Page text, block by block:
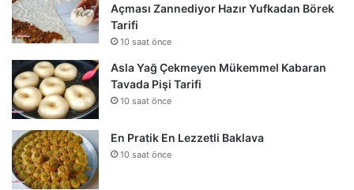
Açması Zannediyor Hazır Yufkadan Börek
Tarifi
10 saat önce
Asla Yağ Çekmeyen Mükemmel Kabaran
Tavada Pişi Tarifi
10 saat önce
En Pratik En Lezzetli Baklava
10 saat önce